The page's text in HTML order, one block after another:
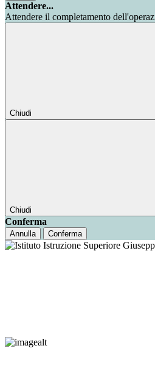
Attendere...
Attendere il completamento
Chiudi
Chiudi
Conferma
Annulla Conferma